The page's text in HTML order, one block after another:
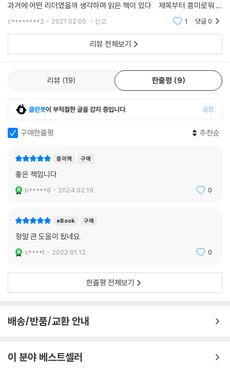
과거에 어떤 리더였을까 생각하며 읽은 책이 있다. 제목부터 흥미로워 읽
은 책 ‘리더는 칭찬하지 않는다.’였다. 제목 자체로만 봤을 때 나는 칭찬하
c********2 2021.02.05. 신고 1 댓글0
리뷰 전체보기
리뷰 19 한줄평 9
클린봇이 부적절한 글을 감지 중입니다. 설정
구매한줄평 추천순
종이책 구매
좋은 책입니다
b*****8 2024.02.19. 0
eBook 구매
정말 큰 도움이 됬네요.
s****t 2022.01.12. 0
한줄평 전체보기
배송/반품/교환 안내
이 분야 베스트셀러